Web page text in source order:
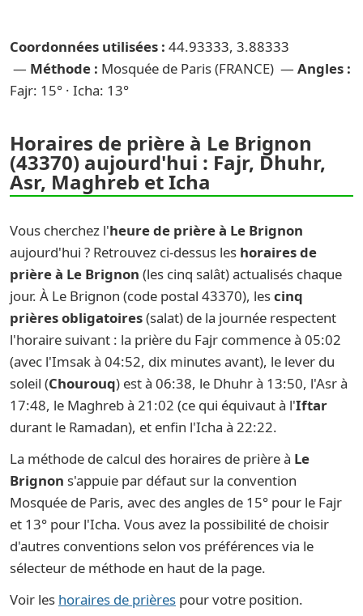
Coordonnées utilisées : 44.93333, 3.88333
— Méthode : Mosquée de Paris (FRANCE) — Angles :
Fajr: 15° · Icha: 13°
Horaires de prière à Le Brignon
(43370) aujourd'hui : Fajr, Dhuhr,
Asr, Maghreb et Icha
Vous cherchez l'heure de prière à Le Brignon
aujourd'hui ? Retrouvez ci-dessus les horaires de
prière à Le Brignon (les cinq salât) actualisés chaque
jour. À Le Brignon (code postal 43370), lescinq
prières obligatoires(salat) de la journée respectent
l'horaire suivant : la prière du Fajr commence à 05:02
(avec l'Imsak à 04:52, dix minutes avant), le lever du
soleil (Chourouq) est à 06:38, le Dhuhr à 13:50, l'Asr à
17:48, le Maghreb à 21:02 (ce qui équivaut à l'Iftar
durant le Ramadan), et enfin l'Icha à 22:22.
La méthode de calcul des horaires de prière à Le
Brignon s'appuie par défaut sur la convention
Mosquée de Paris, avec des angles de 15° pour le Fajr
et 13° pour l'Icha. Vous avez la possibilité de choisir
d'autres conventions selon vos préférences via le
sélecteur de méthode en haut de la page.
Voir les horaires de prières pour votre position.